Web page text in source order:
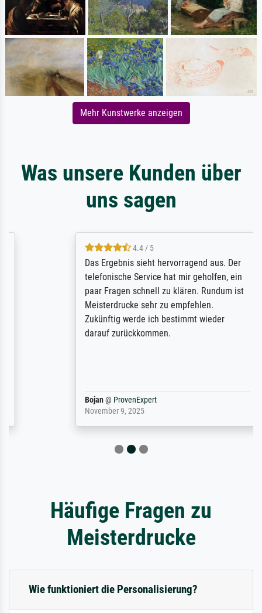
Mehr Kunstwerke anzeigen
Was unsere Kunden über
uns sagen
4.4 / 5
Das Ergebnis sieht hervorragend aus. Der
telefonische Service hat mir geholfen, ein
paar Fragen schnell zu klären. Rundum ist
Meisterdrucke sehr zu empfehlen.
Zukünftig werde ich bestimmt wieder
darauf zurückkommen.
ProvenExpert
November 9, 2025
Häufige Fragen zu
Meisterdrucke
Wie funktioniert die Personalisierung?